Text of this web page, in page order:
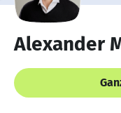
Alexander